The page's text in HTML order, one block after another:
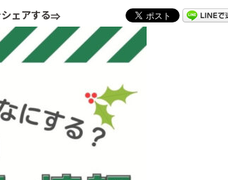
ェアする